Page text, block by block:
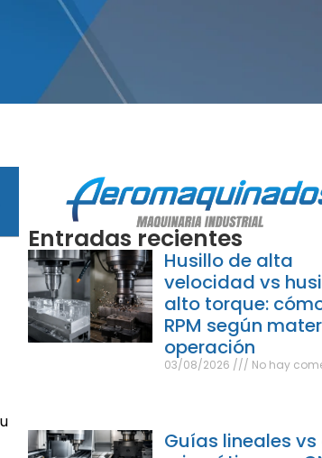
Entradas recientes
Husillo de alta
velocidad vs
alto torque:
RPM según
operación
03/08/2026 No hay
Guías lineales